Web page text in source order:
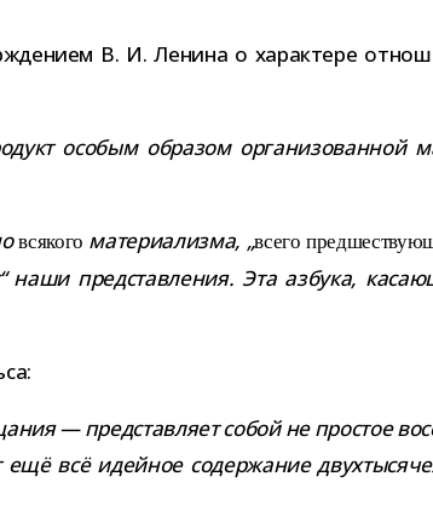
В. И. Ленина о харак­тере
осо­бым обра­зом орга­ни­зо­ван­ной
вся­кого мате­ри­а­лизма, „всего
наши пред­став­ле­ния. Эта азбука,
— пред­став­ляет собой не про­стое
всё идей­ное содер­жа­ние